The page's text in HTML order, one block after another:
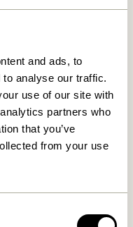
and ads, to
analyse our traffic.
use of our site with
partners who
that you’ve
from your use